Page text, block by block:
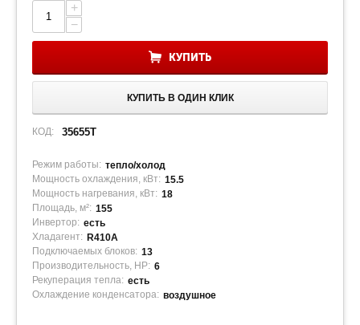
+
−
КУПИТЬ
КУПИТЬ В ОДИН КЛИК
КОД: 35655T
Режим работы: тепло/холод
Мощность охлаждения, кВт: 15.5
Мощность нагревания, кВт: 18
Площадь, м²: 155
Инвертор: есть
Хладагент: R410A
Подключаемых блоков: 13
Производительность, HP: 6
Рекуперация тепла: есть
Охлаждение конденсатора: воздушное